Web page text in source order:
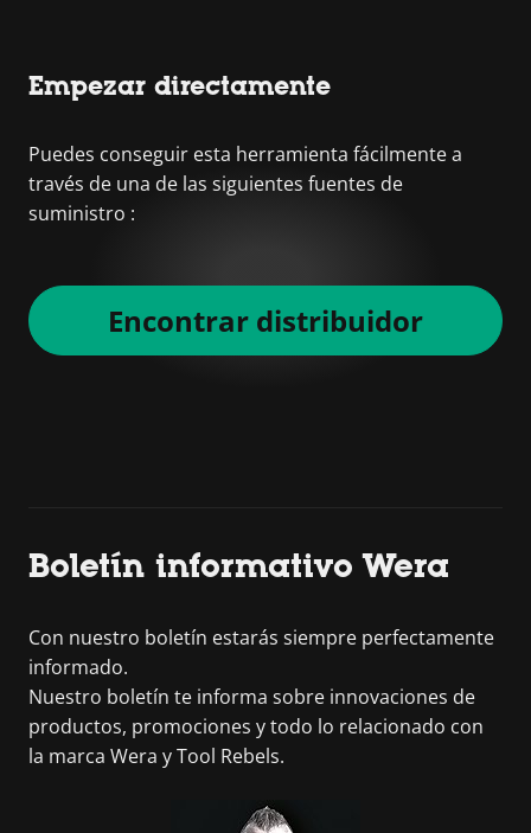
Empezar directamente
Puedes conseguir esta herramienta fácilmente a
través de una de las siguientes fuentes de
suministro :
Encontrar distribuidor
Boletín informativo Wera
Con nuestro boletín estarás siempre perfectamente
informado.
Nuestro boletín te informa sobre innovaciones de
productos, promociones y todo lo relacionado con
la marca Wera y Tool Rebels.